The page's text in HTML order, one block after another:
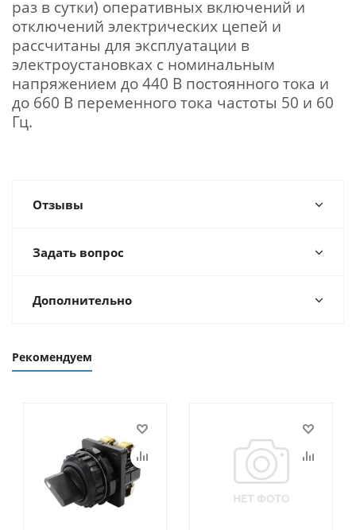
раз в сутки) оперативных включений и
отключений электрических цепей и
рассчитаны для эксплуатации в
электроустановках c номинальным
напряжением до 440 В постоянного тока и
до 660 В переменного тока частоты 50 и 60
Гц.
Отзывы
Задать вопрос
Дополнительно
Рекомендуем